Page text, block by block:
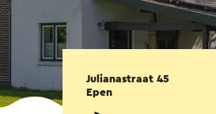
Julianastraat 45
Epen